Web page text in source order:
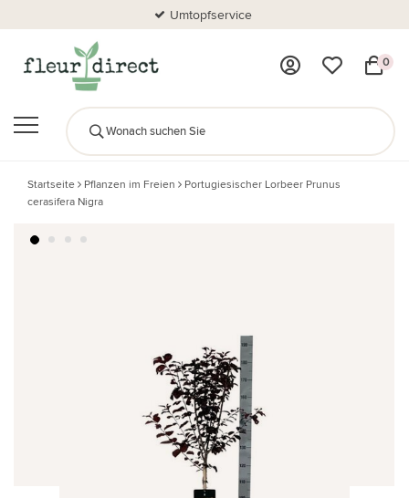
Umtopfservice
0
Startseite Pflanzen im Freien
Portugiesischer Lorbeer Prunus
cerasifera Nigra